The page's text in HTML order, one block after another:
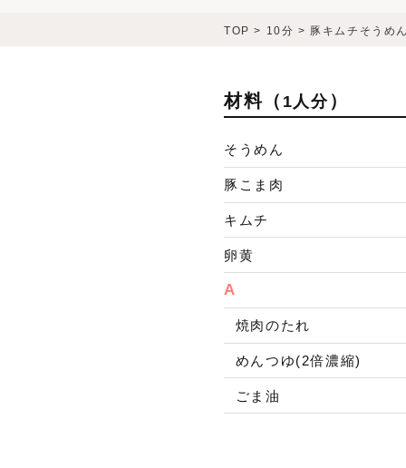
TOP > 10分 > 豚キムチそうめ
材料（ 1人分 ）
そうめん
豚こま肉
キムチ
卵黄
A
焼肉のたれ
めんつゆ(2倍濃縮)
ごま油